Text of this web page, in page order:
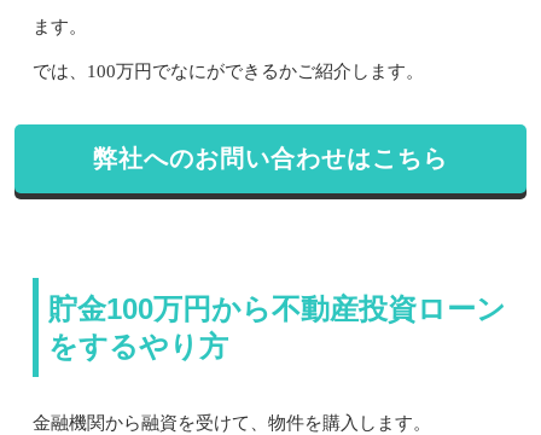
ます。
では、100万円でなにができるかご紹介します。
弊社へのお問い合わせはこちら
貯金100万円から不動産投資ローン
をするやり方
金融機関から融資を受けて、物件を購入します。